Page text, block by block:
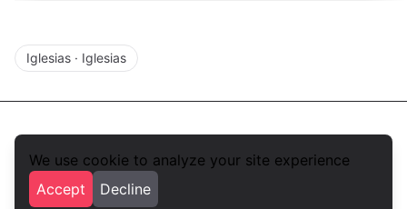
We use cookie to analyze your site experience
Accept
Decline
Iglesias · Iglesias